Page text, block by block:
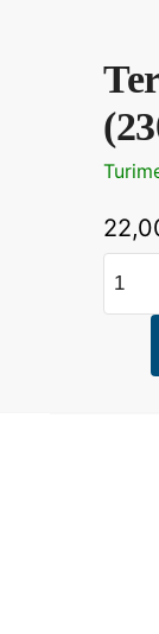
kiekis:
Termo